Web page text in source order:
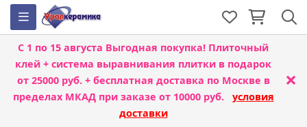
С 1 по 15 августа Выгодная покупка! Плиточный
клей + система выравнивания плитки в подарок
от 25000 руб. + бесплатная доставка по Москве в
пределах МКАД при заказе от 10000 руб. условия
доставки
×